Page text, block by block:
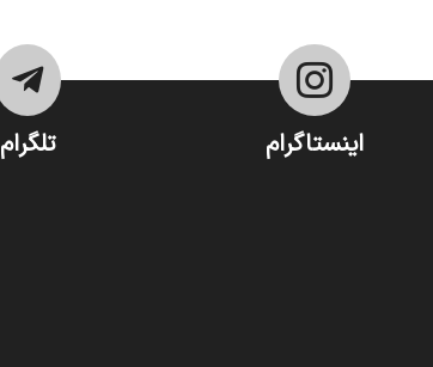

اینستاگرام

تلگرام